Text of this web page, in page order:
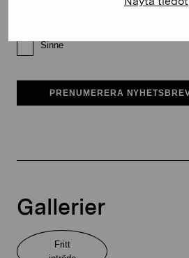
Sinne
PRENUMERERA
Gallerier
Fritt